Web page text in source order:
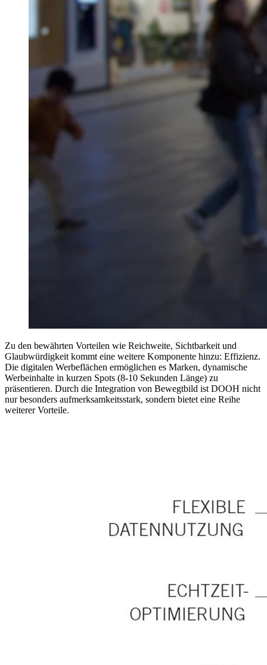
Zu den bewährten Vorteilen wie Reichweite, Sichtbarkeit und
Glaubwürdigkeit kommt eine weitere Komponente hinzu: Effizienz.
Die digitalen Werbeflächen ermöglichen es Marken, dynamische
Werbeinhalte in kurzen Spots (8-10 Sekunden Länge) zu
präsentieren. Durch die Integration von Bewegtbild ist DOOH nicht
nur besonders aufmerksamkeitsstark, sondern bietet eine Reihe
weiterer Vorteile.